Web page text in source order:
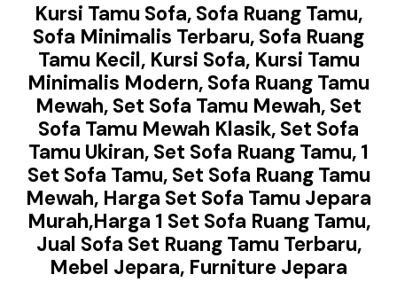
Kursi Tamu Sofa, Sofa Ruang Tamu,
Sofa Minimalis Terbaru, Sofa Ruang
Tamu Kecil, Kursi Sofa, Kursi Tamu
Minimalis Modern, Sofa Ruang Tamu
Mewah, Set Sofa Tamu Mewah, Set
Sofa Tamu Mewah Klasik, Set Sofa
Tamu Ukiran, Set Sofa Ruang Tamu, 1
Set Sofa Tamu, Set Sofa Ruang Tamu
Mewah, Harga Set Sofa Tamu Jepara
Murah,Harga 1 Set Sofa Ruang Tamu,
Jual Sofa Set Ruang Tamu Terbaru,
Mebel Jepara, Furniture Jepara